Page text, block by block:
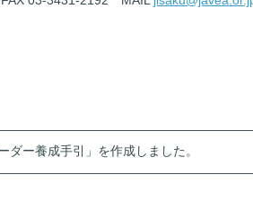
ダー養成手引」を作成しました。